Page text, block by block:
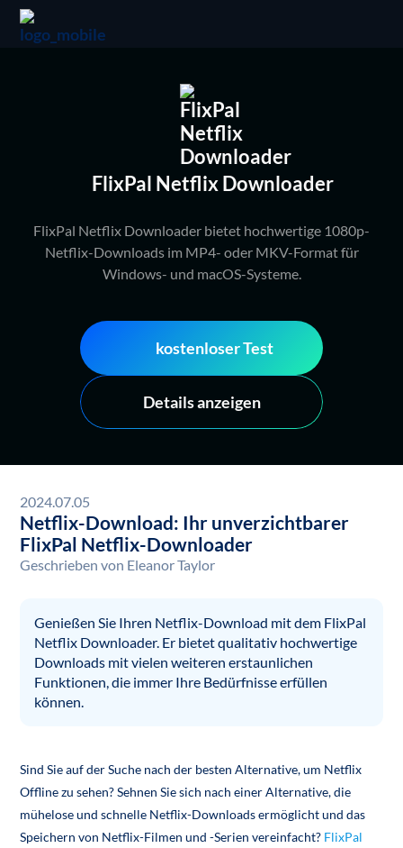
FlixPal Netflix Downloader
FlixPal Netflix Downloader bietet hochwertige 1080p-
Netflix-Downloads im MP4- oder MKV-Format für
Windows- und macOS-Systeme.
kostenloser Test
Details anzeigen
2024.07.05
Netflix-Download: Ihr unverzichtbarer
FlixPal Netflix-Downloader
Geschrieben von Eleanor Taylor
Genießen Sie Ihren Netflix-Download mit dem FlixPal
Netflix Downloader. Er bietet qualitativ hochwertige
Downloads mit vielen weiteren erstaunlichen
Funktionen, die immer Ihre Bedürfnisse erfüllen
können.
Sind Sie auf der Suche nach der besten Alternative, um Netflix
Offline zu sehen? Sehnen Sie sich nach einer Alternative, die
mühelose und schnelle Netflix-Downloads ermöglicht und das
Speichern von Netflix-Filmen und -Serien vereinfacht? FlixPal